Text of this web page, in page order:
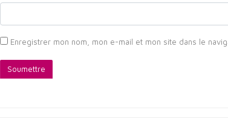
Enregistrer mon nom, mon e-mail et mon site dans le